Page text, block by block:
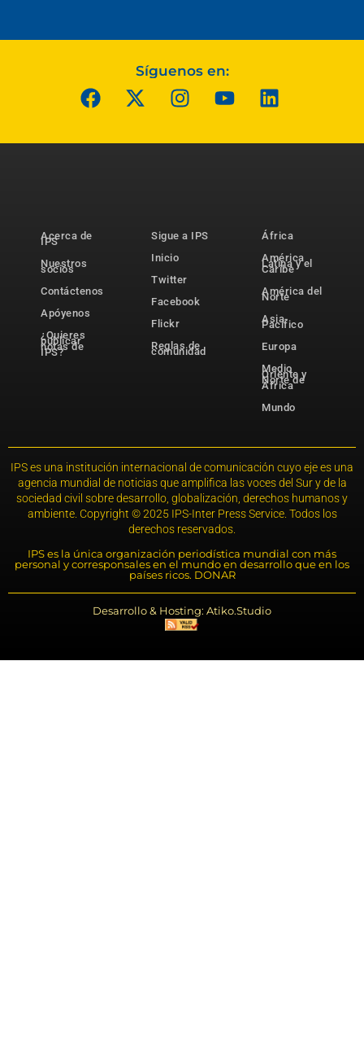
Síguenos en:
Acerca de
IPS
Nuestros
socios
Contáctenos
Apóyenos
¿Quieres
publicar
notas de
IPS?
Sigue a IPS
Inicio
Twitter
Facebook
Flickr
Reglas de
comunidad
África
América
Latina y el
Caribe
América del
Norte
Asia-
Pacífico
Europa
Medio
Oriente y
Norte de
África
Mundo
IPS es una institución internacional de comunicación cuyo eje es una
agencia mundial de noticias que amplifica las voces del Sur y de la
sociedad civil sobre desarrollo, globalización, derechos humanos y
ambiente. Copyright © 2025 IPS-Inter Press Service. Todos los
derechos reservados.
IPS es la única organización periodística mundial con más
personal y corresponsales en el mundo en desarrollo que en los
países ricos. DONAR
Desarrollo & Hosting: Atiko.Studio